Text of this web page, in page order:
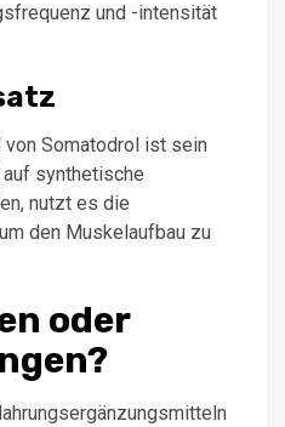
und -intensität
Somatodrol ist sein
synthetische
nutzt es die
den Muskelaufbau zu
oder